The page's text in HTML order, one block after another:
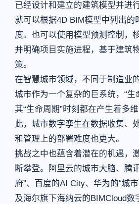
已经设计和建立的建筑模型并进
就可以根据4D BIM模型中列出的
度。也可以使用模型预测控制，
并明确项目实施进程，基于建筑
策。
在智慧城市领域，不同于制造业的
城市作为一个复杂的巨系统，“生
其“生命周期”时刻都在产生着多
此，城市数字孪生在数据收集、
和管理上的部署难度也更大。
挑战之中也蕴含着潜在的机遇，
断攀登。阿里云的城市大脑、腾
府”、百度的AI City、华为的“城
及海尔旗下海纳云的BIMCloud数